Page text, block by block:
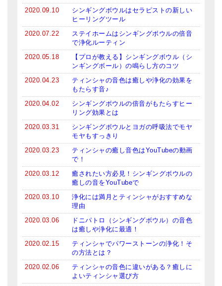
2020.09.10
シンギングボウルはセラピストの新しい
ヒーリングツール
2020.07.22
ステイホームはシンギングボウルの倍音
で浄化ルーティン
2020.05.18
【プロが教える】シンギングボウル（シ
ンギングボール）の鳴らし方のコツ
2020.04.23
ティンシャの音色は癒しや浄化の効果を
もたらす音♪
2020.04.02
シンギングボウルの倍音がもたらすヒー
リング効果とは
2020.03.31
シンギングボウルとヨガの呼吸法でモヤ
モヤもすっきり
2020.03.23
ティンシャの癒し音色はYouTubeの動画
で！
2020.03.12
癒されたい方必見！シンギングボウルの
癒しの音をYouTubeで
2020.03.10
浄化には満月とティンシャがおすすめな
理由
2020.03.06
ドニパトロ（シンギングボウル）の音色
は癒しや浄化に最適！
2020.02.15
ティンシャでパワーストーンの浄化！そ
の方法とは？
2020.02.06
ティンシャの音色に違いがある？癒しに
よいティンシャ選び方